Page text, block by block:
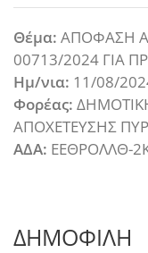
Θέμα: ΑΠΟΦΑΣΗ
00713/2024 ΓΙΑ
Ημ/νια: 11/08/
Φορέας:
ΑΠΟΧΕΤΕΥΣΗΣ
ΑΔΑ: ΕΕΘΡΟΛΛΘ-
ΔΗΜΟΦΙΛΗ